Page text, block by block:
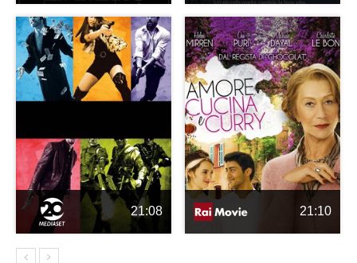
21:08 21:10